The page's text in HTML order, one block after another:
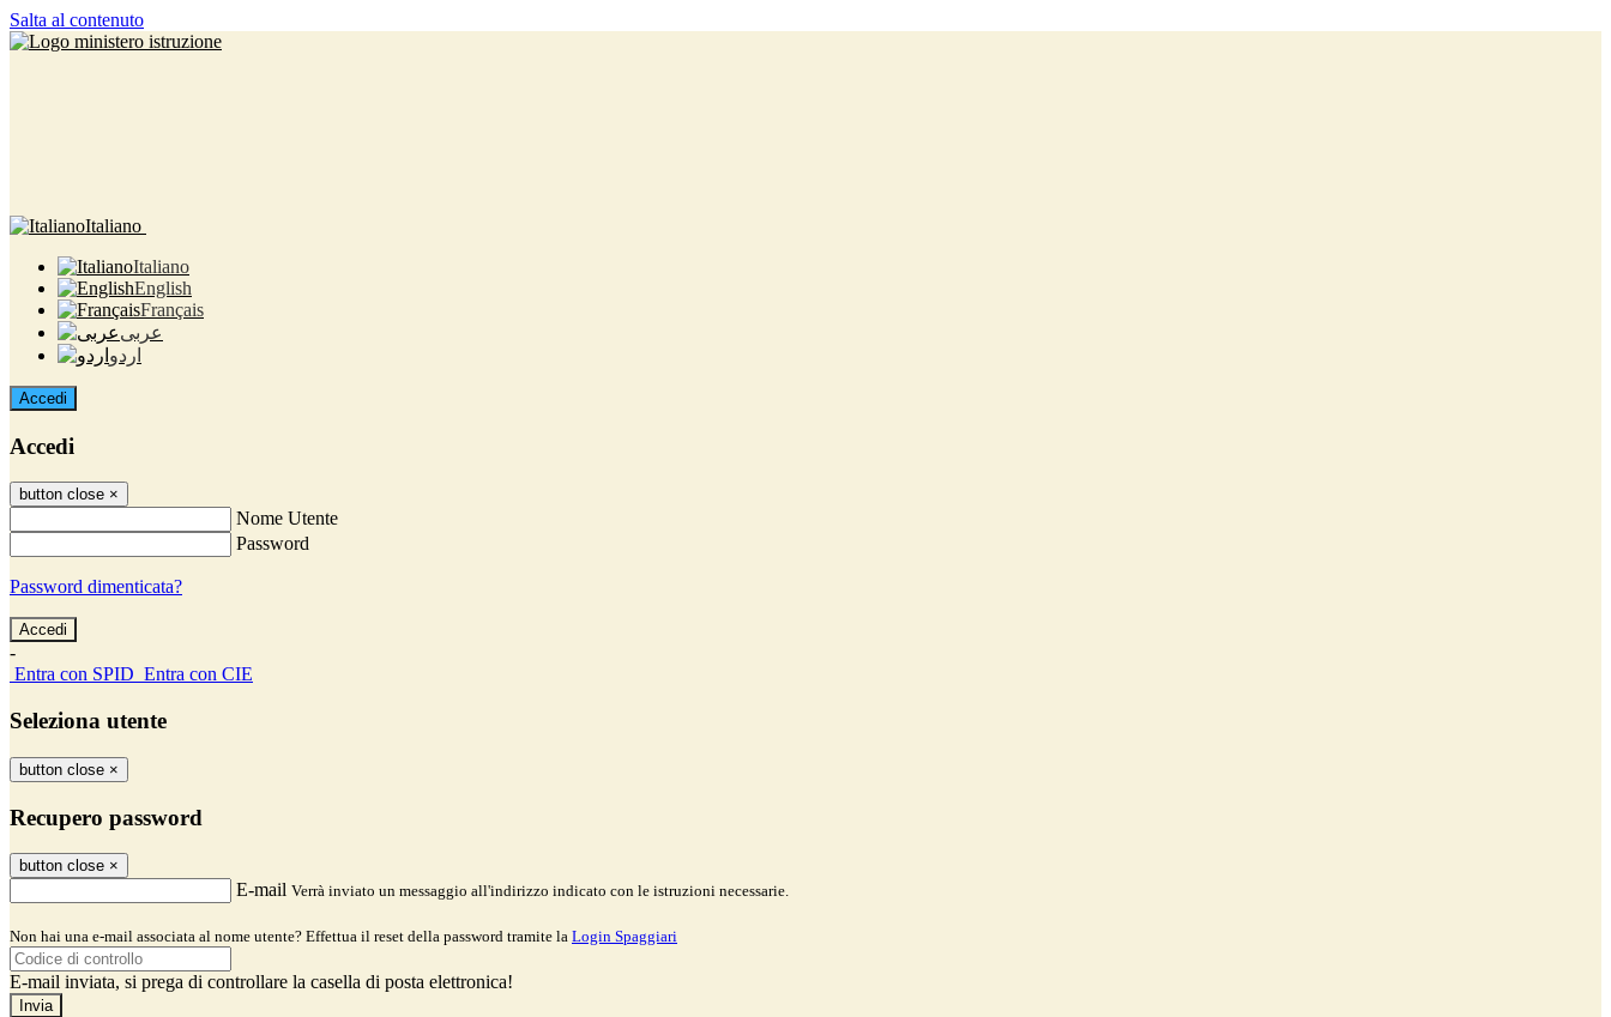
Salta al contenuto
Italiano
Italiano
English
Français
عربى
اردو
Accedi
Accedi
button close ×
Nome Utente
Password
Password dimenticata?
-
Entra con SPID Entra con CIE
Seleziona utente
button close ×
Recupero password
button close ×
E-mail Verrà inviato un messaggio all'indirizzo indicato con le istruzioni necessarie.
Non hai una e-mail associata al nome utente? Effettua il reset della password tramite la Login Spaggiari
E-mail inviata, si prega di controllare la casella di posta elettronica!